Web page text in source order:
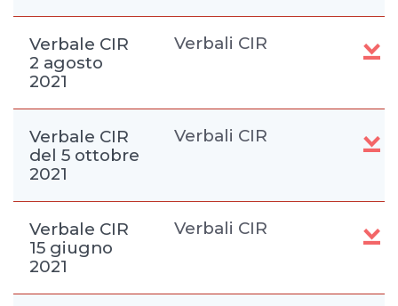
Verbale CIR
2 agosto
2021
Verbali CIR
Verbale CIR
del 5 ottobre
2021
Verbali CIR
Verbale CIR
15 giugno
2021
Verbali CIR